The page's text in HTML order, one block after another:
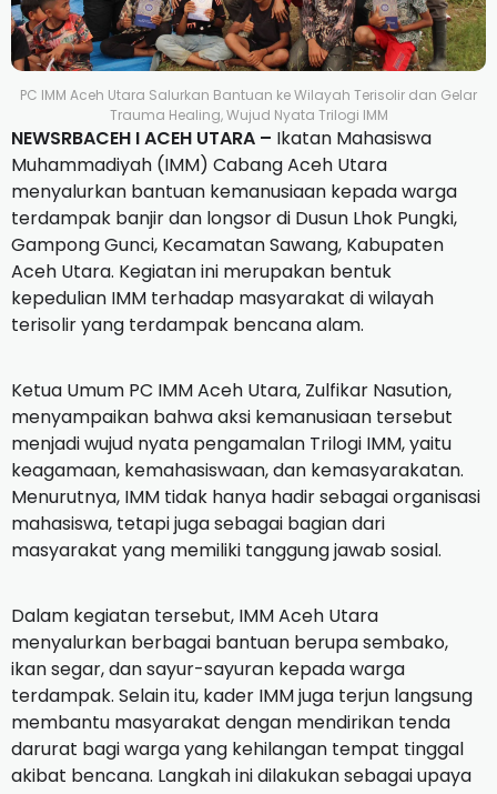
PC IMM Aceh Utara Salurkan Bantuan ke Wilayah Terisolir dan Gelar
Trauma Healing, Wujud Nyata Trilogi IMM
NEWSRBACEH I ACEH UTARA – Ikatan Mahasiswa
Muhammadiyah (IMM) Cabang Aceh Utara
menyalurkan bantuan kemanusiaan kepada warga
terdampak banjir dan longsor di Dusun Lhok Pungki,
Gampong Gunci, Kecamatan Sawang, Kabupaten
Aceh Utara. Kegiatan ini merupakan bentuk
kepedulian IMM terhadap masyarakat di wilayah
terisolir yang terdampak bencana alam.
Ketua Umum PC IMM Aceh Utara, Zulfikar Nasution,
menyampaikan bahwa aksi kemanusiaan tersebut
menjadi wujud nyata pengamalan Trilogi IMM, yaitu
keagamaan, kemahasiswaan, dan kemasyarakatan.
Menurutnya, IMM tidak hanya hadir sebagai organisasi
mahasiswa, tetapi juga sebagai bagian dari
masyarakat yang memiliki tanggung jawab sosial.
Dalam kegiatan tersebut, IMM Aceh Utara
menyalurkan berbagai bantuan berupa sembako,
ikan segar, dan sayur-sayuran kepada warga
terdampak. Selain itu, kader IMM juga terjun langsung
membantu masyarakat dengan mendirikan tenda
darurat bagi warga yang kehilangan tempat tinggal
akibat bencana. Langkah ini dilakukan sebagai upaya